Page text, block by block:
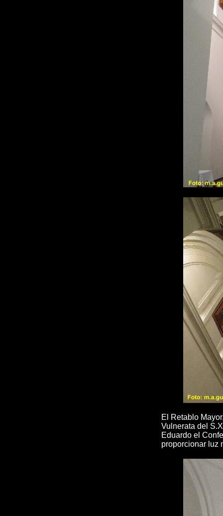
El Retablo
Vulnerata del
Eduardo el
proporcionar luz